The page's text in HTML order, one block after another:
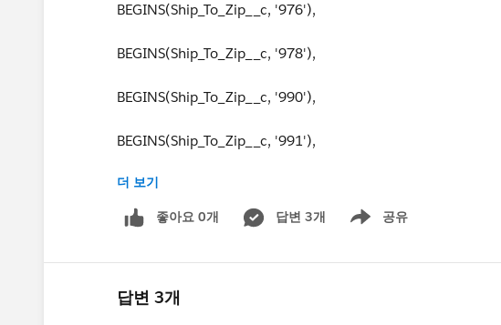
BEGINS(Ship_To_Zip__c, '976'),
BEGINS(Ship_To_Zip__c, '978'),
BEGINS(Ship_To_Zip__c, '990'),
BEGINS(Ship_To_Zip__c, '991'),
BEGINS(Ship_To_Zip__c, '992'),
BEGINS(Ship_To_Zip__c, '993'),
더 보기
좋아요 0개 답변 3개 공유
Show menu
답변 3개